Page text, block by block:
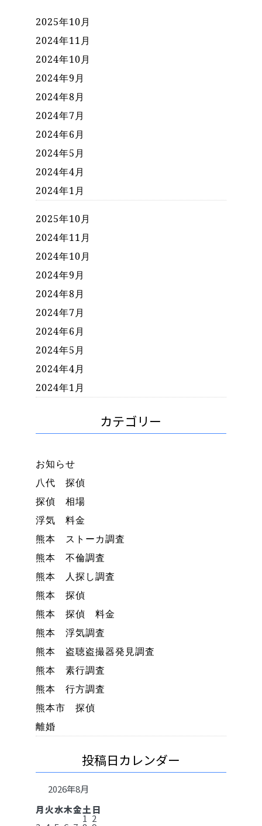
2025年10月
2024年11月
2024年10月
2024年9月
2024年8月
2024年7月
2024年6月
2024年5月
2024年4月
2024年1月
2025年10月
2024年11月
2024年10月
2024年9月
2024年8月
2024年7月
2024年6月
2024年5月
2024年4月
2024年1月
カテゴリー
お知らせ
八代 探偵
探偵 相場
浮気 料金
熊本 ストーカ調査
熊本 不倫調査
熊本 人探し調査
熊本 探偵
熊本 探偵 料金
熊本 浮気調査
熊本 盗聴盗撮器発見調査
熊本 素行調査
熊本 行方調査
熊本市 探偵
離婚
投稿日カレンダー
2026年8月
月火水木金土日
1 2